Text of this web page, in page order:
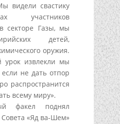
видели свастику
участников
секторе Газы, мы
детей,
оружия.
извлекли мы
если не дать отпор
распространится
всему миру».
факел поднял
Совета «Яд ва-Шем»